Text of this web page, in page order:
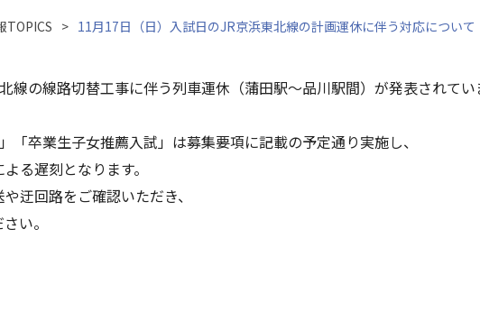
TOPICS 11月17日（日）入試日のJR京浜東北線の計画運休に伴う対応について
線の線路切替工事に伴う列車運休（蒲田駅～品川駅間）が発表されてい
「卒業生子女推薦入試」は募集要項に記載の予定通り実施し、
る遅刻となります。
迂回路をご確認いただき、
い。